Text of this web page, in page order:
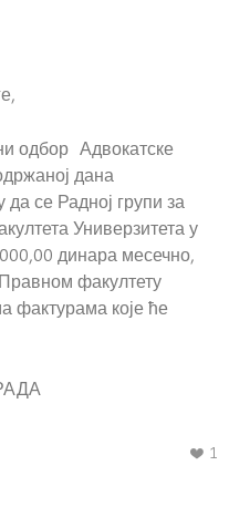
одбор Адвокатске
дана
се Радној групи за
Универзитета у
динара месечно,
факултету
фактурама које ће
1